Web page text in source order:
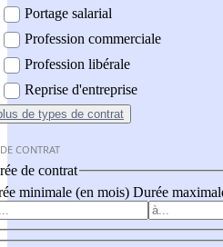
Portage salarial
Profession commerciale
Profession libérale
Reprise d'entreprise
de types de contrat
CONTRAT
de contrat
minimale (en mois) Durée